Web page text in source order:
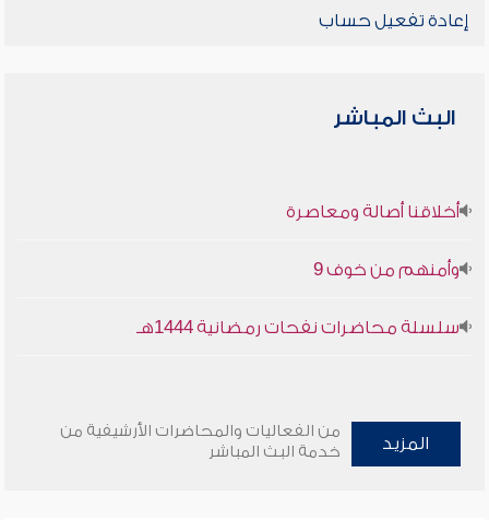
إعادة تفعيل حساب
البث المباشر
أخلاقنا أصالة ومعاصرة
وأمنهم من خوف 9
سلسلة محاضرات نفحات رمضانية 1444هـ
المزيد
من الفعاليات والمحاضرات الأرشيفية من
خدمة البث المباشر